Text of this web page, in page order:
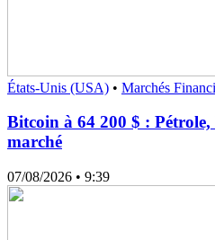
États-Unis (USA) • Marchés
Bitcoin à 64 200 $ :
marché
07/08/2026 • 9:39